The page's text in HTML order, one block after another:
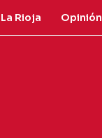
La Rioja Opinión